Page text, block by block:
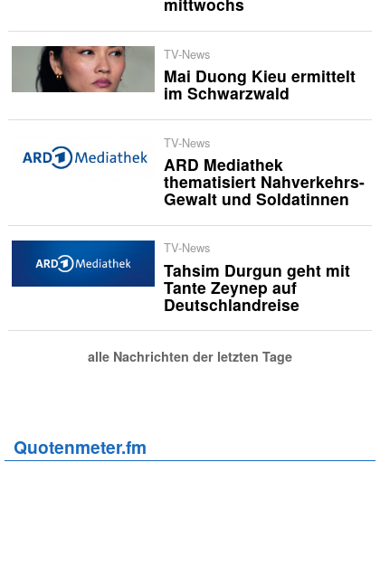
TV-News
Mai Duong Kieu ermittelt
im Schwarzwald
TV-News
ARD Mediathek
thematisiert Nahverkehrs-
Gewalt und Soldatinnen
TV-News
Tahsim Durgun geht mit
Tante Zeynep auf
Deutschlandreise
alle Nachrichten der letzten Tage
Quotenmeter.fm